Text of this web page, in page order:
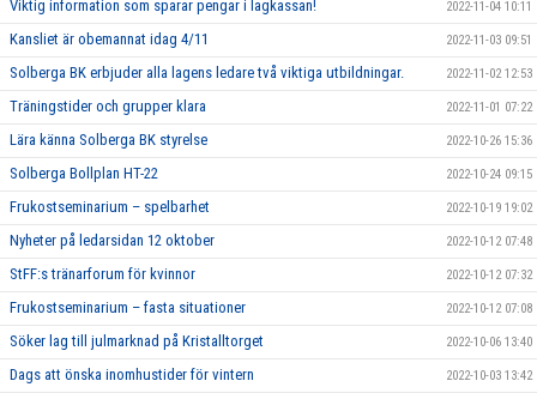
Viktig information som sparar pengar i lagkassan! 2022-11-04 10:11
Kansliet är obemannat idag 4/11 2022-11-03 09:51
Solberga BK erbjuder alla lagens ledare två viktiga utbildningar. 2022-11-02 12:53
Träningstider och grupper klara 2022-11-01 07:22
Lära känna Solberga BK styrelse 2022-10-26 15:36
Solberga Bollplan HT-22 2022-10-24 09:15
Frukostseminarium – spelbarhet 2022-10-19 19:02
Nyheter på ledarsidan 12 oktober 2022-10-12 07:48
StFF:s tränarforum för kvinnor 2022-10-12 07:32
Frukostseminarium – fasta situationer 2022-10-12 07:08
Söker lag till julmarknad på Kristalltorget 2022-10-06 13:40
Dags att önska inomhustider för vintern 2022-10-03 13:42